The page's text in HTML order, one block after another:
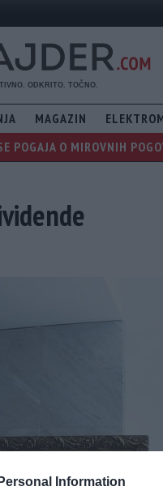
Information
MAGAZIN
POGAJA O MIROVNIH